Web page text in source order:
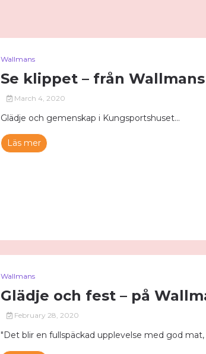
Wallmans
Se klippet – från
March 4, 2020
Glädje och gemenskap i Kungsportshuset...
Läs mer
Wallmans
Glädje och fest – på
February 28, 2020
"Det blir en fullspäckad upplevelse med god